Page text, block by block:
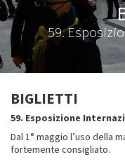
59.
BIGLIETTI
59. Esposizione
Dal 1° maggio l’uso della
fortemente consigliato.